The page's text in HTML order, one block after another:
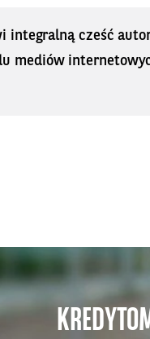
integralną cześć
mediów